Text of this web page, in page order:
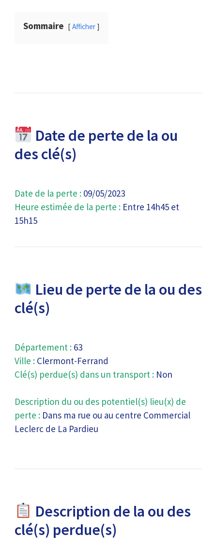
Sommaire Afficher
Date de perte de la ou
des clé(s)
Date de la perte : 09/05/2023
Heure estimée de la perte : Entre 14h45 et
15h15
Lieu de perte de la ou des
clé(s)
Département : 63
Ville : Clermont-Ferrand
Clé(s) perdue(s) dans un transport : Non
Description du ou des potentiel(s) lieu(x) de
perte : Dans ma rue ou au centre Commercial
Leclerc de La Pardieu
Description de la ou des
clé(s) perdue(s)